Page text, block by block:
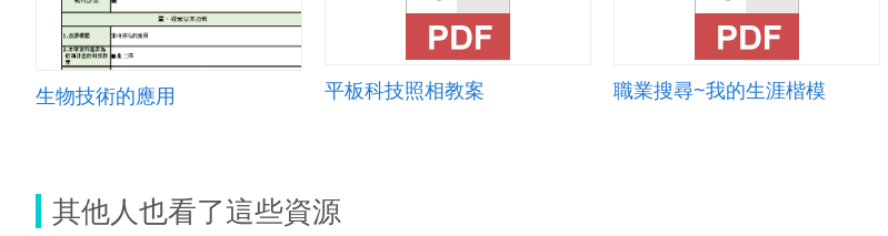
生物技術的應用 平板科技照相教案 職業搜尋~我的生涯楷模
其他人也看了這些資源